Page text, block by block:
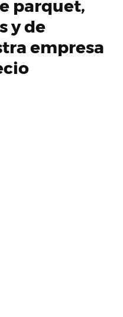
parquet,
y de
empresa